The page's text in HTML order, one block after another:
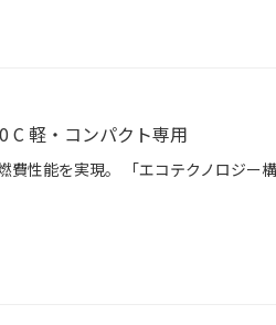
C 軽・コンパクト専用